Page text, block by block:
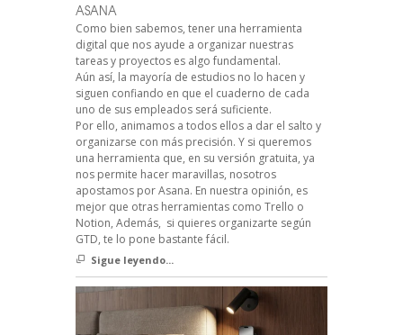
ASANA
Como bien sabemos, tener una herramienta
digital que nos ayude a organizar nuestras
tareas y proyectos es algo fundamental.
Aún así, la mayoría de estudios no lo hacen y
siguen confiando en que el cuaderno de cada
uno de sus empleados será suficiente.
Por ello, animamos a todos ellos a dar el salto y
organizarse con más precisión. Y si queremos
una herramienta que, en su versión gratuita, ya
nos permite hacer maravillas, nosotros
apostamos por Asana. En nuestra opinión, es
mejor que otras herramientas como Trello o
Notion, Además, si quieres organizarte según
GTD, te lo pone bastante fácil.
Sigue leyendo...